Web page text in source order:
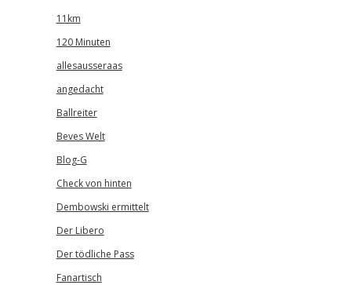
11km
120 Minuten
allesausseraas
angedacht
Ballreiter
Beves Welt
Blog-G
Check von hinten
Dembowski ermittelt
Der Libero
Der tödliche Pass
Fanartisch